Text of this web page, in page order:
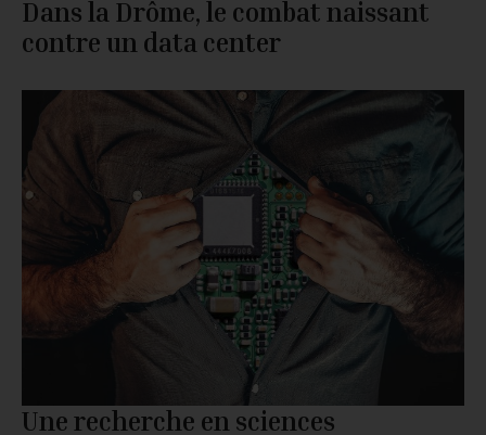
Dans la Drôme, le combat naissant
contre un data center
Une recherche en sciences